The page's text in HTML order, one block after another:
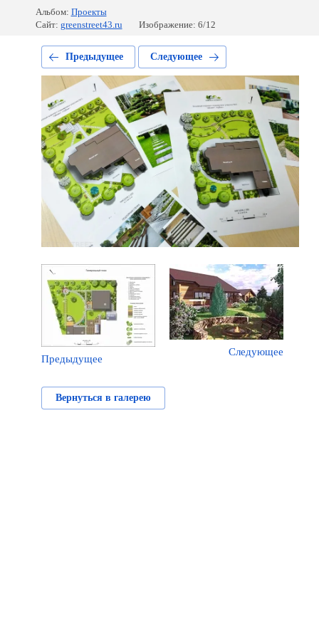
Альбом: Проекты
Сайт: greenstreet43.ru Изображение: 6/12
Предыдущее Следующее
Предыдущее
Следующее
Вернуться в галерею